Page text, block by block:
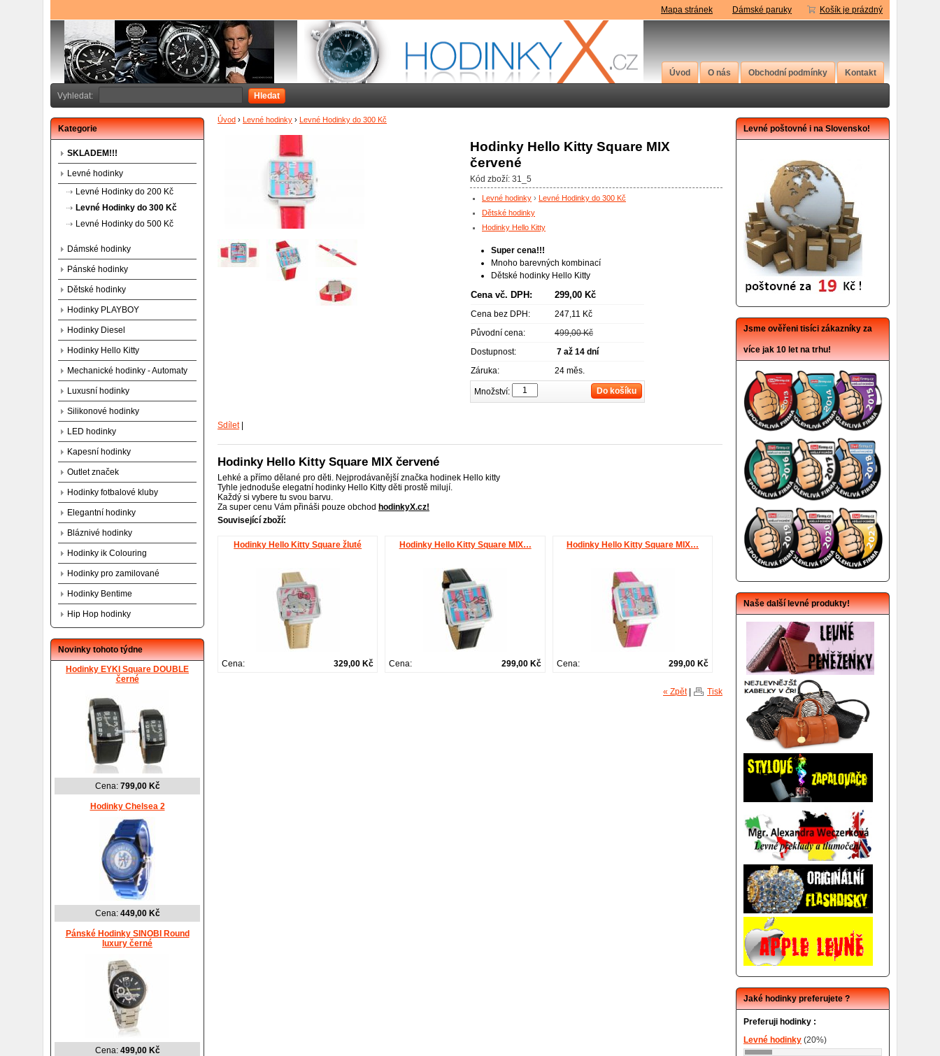
Košík je prázdný
Mapa stránek Dámské paruky
Vyhledat: Hledat
Úvod O nás Obchodní podmínky Kontakt
Úvod › Levné hodinky › Levné Hodinky do 300 Kč
Hodinky Hello Kitty Square MIX
červené
Kód zboží: 31_5
Levné hodinky ›
Levné Hodinky do 300 Kč
Dětské hodinky
Hodinky Hello Kitty
Super cena!!!
Mnoho barevných kombinací
Dětské hodinky Hello Kitty
Cena vč. DPH: 299,00 Kč
Cena bez DPH:
247,11 Kč
Původní cena:
499,00 Kč
Dostupnost:
7 až 14 dní
Záruka:
24 měs.
Do košíku
Množství:
Sdílet
Hodinky Hello Kitty Square MIX červené
Lehké a přímo dělané pro děti. Nejprodávanější značka hodinek Hello kitty
Tyhle jednoduše elegatní hodinky Hello Kitty děti prostě milují.
Každý si vybere tu svou barvu.
Za super cenu Vám přináši pouze obchod hodinkyX.cz!
Související zboží:
Hodinky Hello Kitty Square žluté
329,00 Kč
Cena:
Hodinky Hello Kitty Square MIX…
299,00 Kč
Cena:
Hodinky Hello Kitty Square MIX…
299,00 Kč
Cena:
« Zpět| Tisk
Kategorie
SKLADEM!!!
Levné hodinky
Levné Hodinky do 200 Kč
Levné Hodinky do 300 Kč
Levné Hodinky do 500 Kč
Dámské hodinky
Pánské hodinky
Dětské hodinky
Hodinky PLAYBOY
Hodinky Diesel
Hodinky Hello Kitty
Mechanické hodinky - Automaty
Luxusní hodinky
Silikonové hodinky
LED hodinky
Kapesní hodinky
Outlet značek
Hodinky fotbalové kluby
Elegantní hodinky
Bláznivé hodinky
Hodinky ik Colouring
Hodinky pro zamilované
Hodinky Bentime
Hip Hop hodinky
Novinky tohoto týdne
Hodinky EYKI Square DOUBLE
černé
Cena: 799,00 Kč
Hodinky Chelsea 2
Cena: 449,00 Kč
Pánské Hodinky SINOBI Round
luxury černé
Cena: 499,00 Kč
Levné poštovné i na Slovensko!
Jsme ověřeni tisíci zákazníky za
více jak 10 let na trhu!
Naše další levné produkty!
Jaké hodinky preferujete ?
Preferuji hodinky :
Levné hodinky (20%)